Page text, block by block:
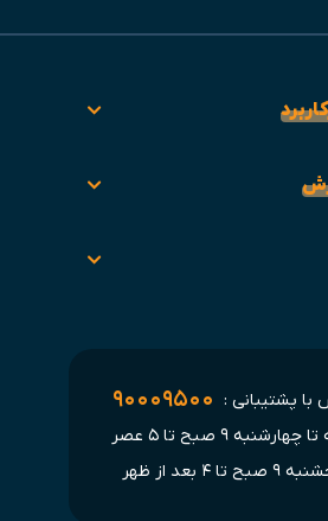
با پشتیبانی : ۹۰۰۰۹۵۰۰
۹ صبح تا ۵ عصر
تا ۴ بعد از ظهر